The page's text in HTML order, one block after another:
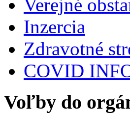
Verejné
Inzercia
Zdravotné
COVID
Voľby do